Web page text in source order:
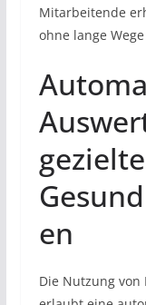
Mitarbeitende
ohne lange
en
Die Nutzung